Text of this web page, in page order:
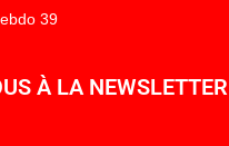
39
À LA NEWSLETTER